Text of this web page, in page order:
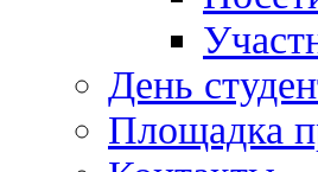
День
Площадка